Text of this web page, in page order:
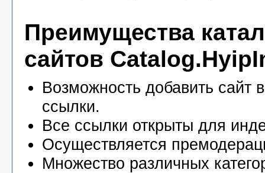
Преимущества
сайтов
Возможность добавить сайт
ссылки.
Все ссылки открыты для
Осуществляется
Множество различных